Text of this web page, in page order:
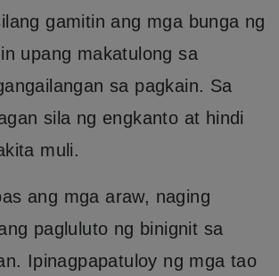
gamitin ang mga bunga ng
upang makatulong sa
sa pagkain. Sa
sila ng engkanto at hindi
muli.
ang mga araw, naging
pagluluto ng binignit sa
Ipinagpapatuloy ng mga tao